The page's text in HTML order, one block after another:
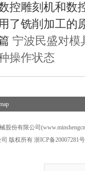
雕刻机和数控
了铣削加工的
宁波民盛对模
操作状态
股份有限公司
版权所有 浙ICP备20007281